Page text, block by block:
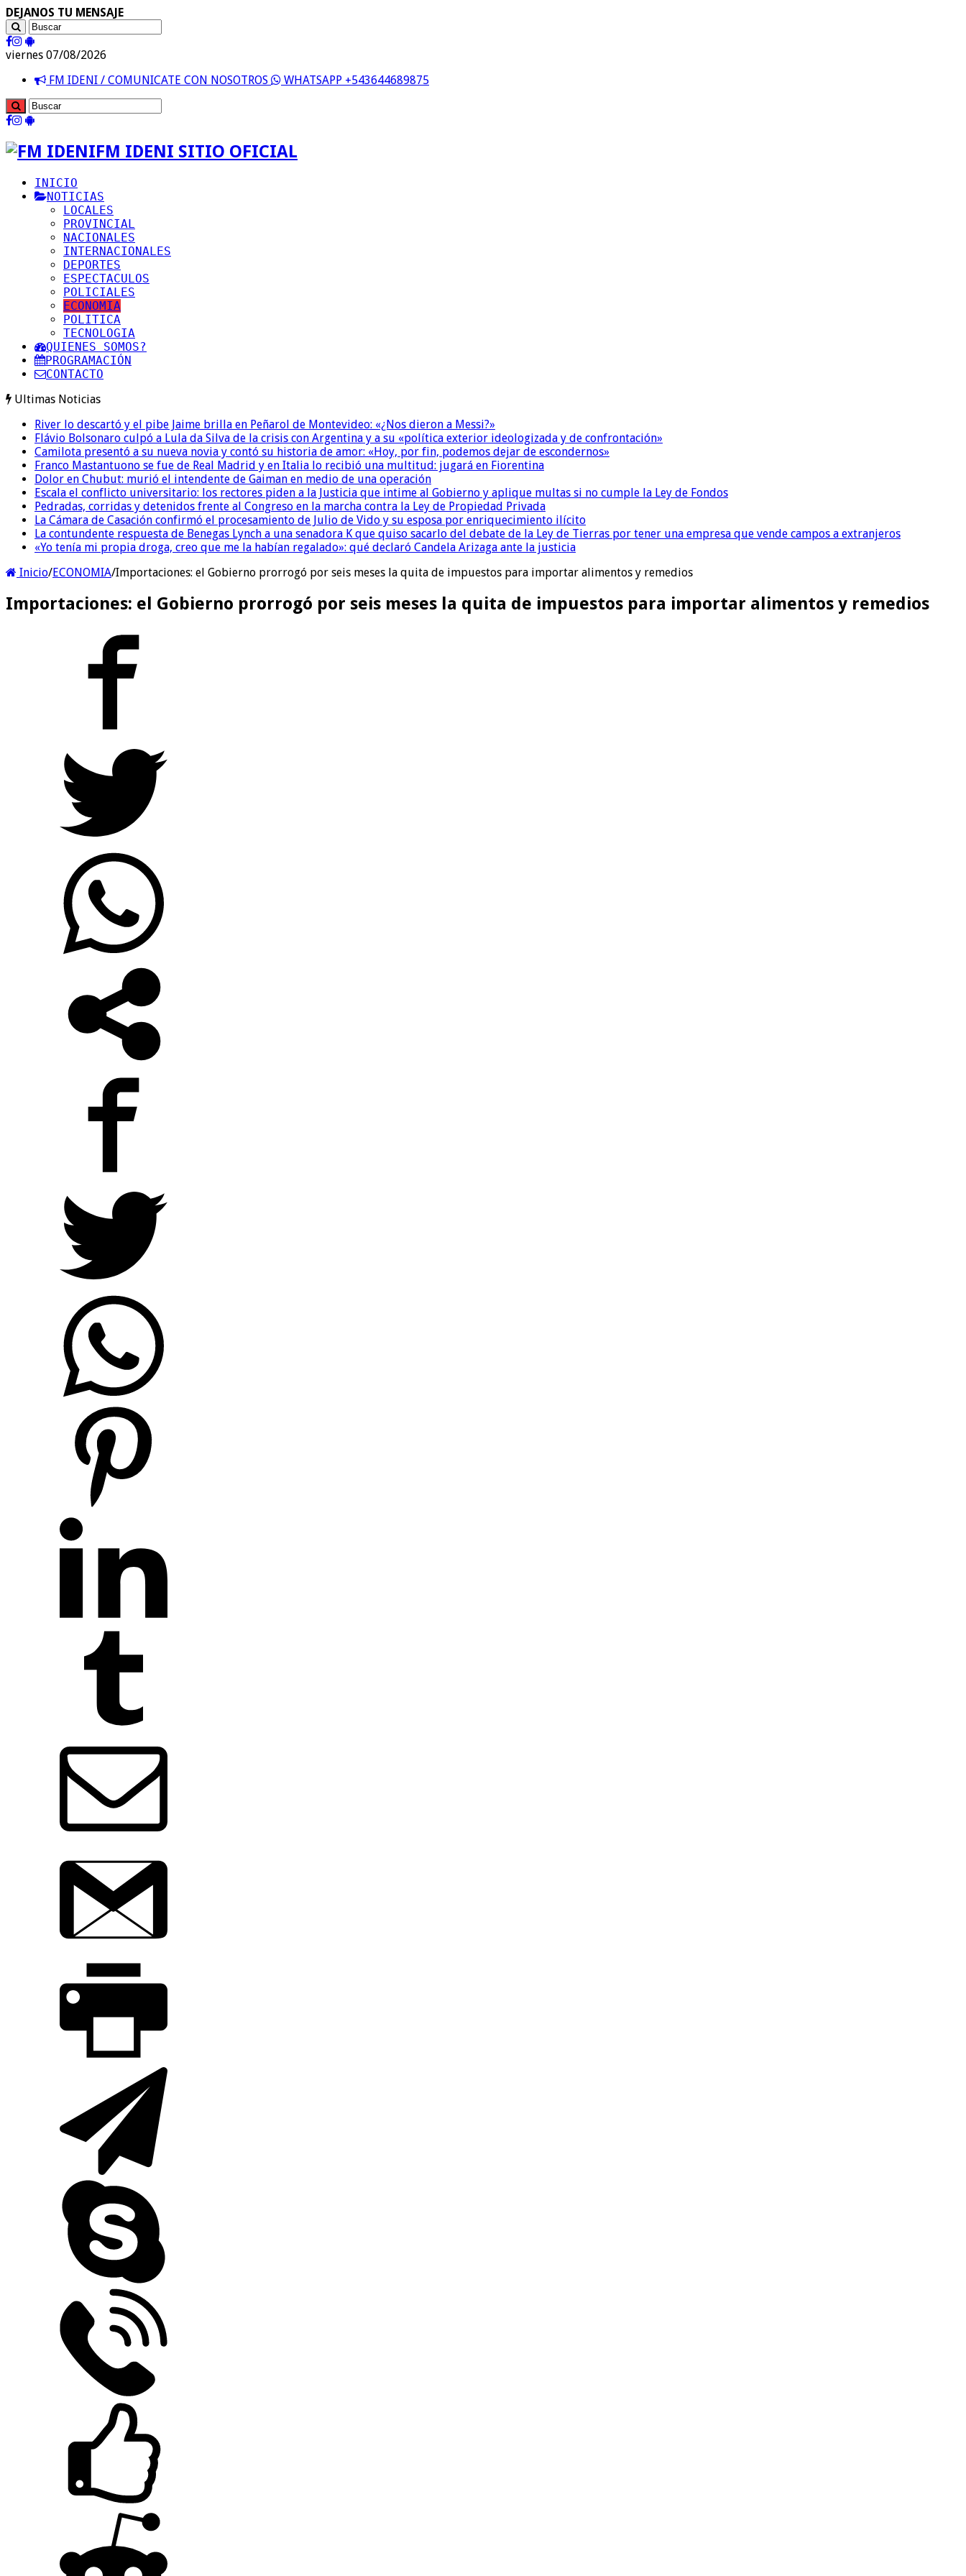
DEJANOS TU MENSAJE
viernes 07/08/2026
FM IDENI / COMUNICATE CON NOSOTROS
WHATSAPP +543644689875
FM IDENI SITIO OFICIAL
INICIO
NOTICIAS
LOCALES
PROVINCIAL
NACIONALES
INTERNACIONALES
DEPORTES
ESPECTACULOS
POLICIALES
ECONOMIA
POLITICA
TECNOLOGIA
QUIENES SOMOS?
PROGRAMACIÓN
CONTACTO
Ultimas Noticias
River lo descartó y el pibe Jaime brilla en Peñarol de Montevideo: «¿Nos dieron a Messi?»
Flávio Bolsonaro culpó a Lula da Silva de la crisis con Argentina y a su «política exterior ideologizada y de confrontación»
Camilota presentó a su nueva novia y contó su historia de amor: «Hoy, por fin, podemos dejar de escondernos»
Franco Mastantuono se fue de Real Madrid y en Italia lo recibió una multitud: jugará en Fiorentina
Dolor en Chubut: murió el intendente de Gaiman en medio de una operación
Escala el conflicto universitario: los rectores piden a la Justicia que intime al Gobierno y aplique multas si no cumple la Ley de Fondos
Pedradas, corridas y detenidos frente al Congreso en la marcha contra la Ley de Propiedad Privada
La Cámara de Casación confirmó el procesamiento de Julio de Vido y su esposa por enriquecimiento ilícito
La contundente respuesta de Benegas Lynch a una senadora K que quiso sacarlo del debate de la Ley de Tierras por tener una empresa que vende campos a extranjeros
«Yo tenía mi propia droga, creo que me la habían regalado»: qué declaró Candela Arizaga ante la justicia
Inicio/ECONOMIA/Importaciones: el Gobierno prorrogó por seis meses la quita de impuestos para importar alimentos y remedios
Importaciones: el Gobierno prorrogó por seis meses la quita de impuestos para importar alimentos y remedios